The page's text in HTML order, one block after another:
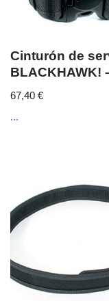
Cinturón de
BLACKHAWK!
67,40 €
...